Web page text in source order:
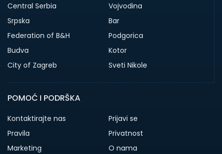
Central Serbia
Vojvodina
Srpska
Bar
Federation of B&H
Podgorica
Budva
Kotor
City of Zagreb
Sveti Nikole
POMOĆ I PODRŠKA
Kontaktirajte nas
Prijavi se
Pravila
Privatnost
Marketing
O nama